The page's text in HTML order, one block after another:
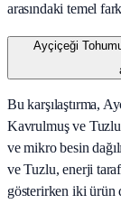
arasındaki temel
Ayçiçeği
Bu karşılaştırma,
Kavrulmuş ve Tuzlu
ve mikro besin
ve Tuzlu, enerji
gösterirken iki ürün